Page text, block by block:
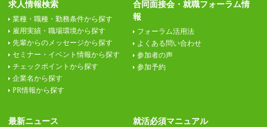
求人情報検索
業種・職種・勤務条件から探す
雇用実績・職場環境から探す
先輩からのメッセージから探す
セミナー・イベント情報から探す
チェックポイントから探す
企業名から探す
PR情報から探す
合同面接会・就職フォーラム情
報
フォーラム活用法
よくある問い合わせ
参加者の声
参加予約
最新ニュース 就活必須マニュアル